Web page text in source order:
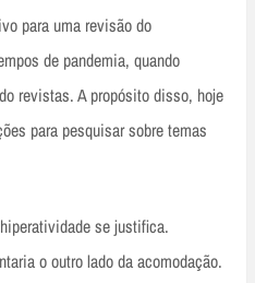
para uma revisão do
de pandemia, quando
revistas. A propósito disso, hoje
para pesquisar sobre temas
se justifica.
o outro lado da acomodação.